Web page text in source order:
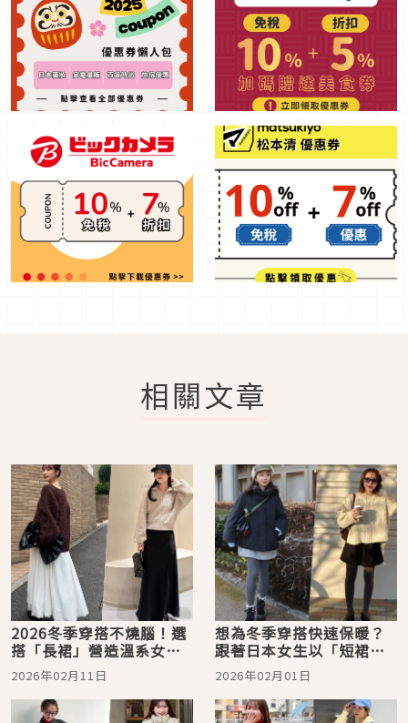
相關文章
2026冬季穿搭不燒腦！選
搭「長裙」營造溫系女子
氣息
2026年02月11日
想為冬季穿搭快速保暖？
跟著日本女生以「短裙＋
褲襪」混搭溫暖質感
2026年02月01日